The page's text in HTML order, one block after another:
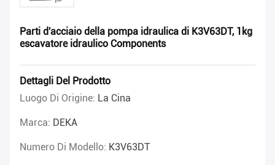
Parti d'acciaio della pompa idraulica di K3V63DT, 1kg
escavatore idraulico Components
Dettagli Del Prodotto
Luogo Di Origine: La Cina
Marca: DEKA
Numero Di Modello: K3V63DT